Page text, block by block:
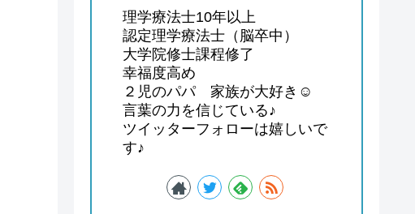
理学療法士10年以上
認定理学療法士（脳卒中）
大学院修士課程修了
幸福度高め
２児のパパ 家族が大好き☺
言葉の力を信じている♪
ツイッターフォローは嬉しいで
す♪